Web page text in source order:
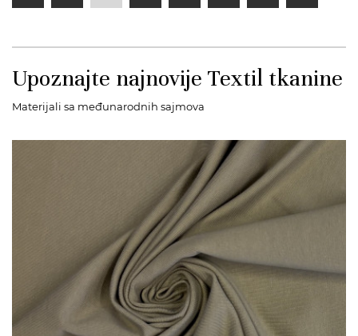
Upoznajte najnovije Textil tkanine
Materijali sa međunarodnih sajmova